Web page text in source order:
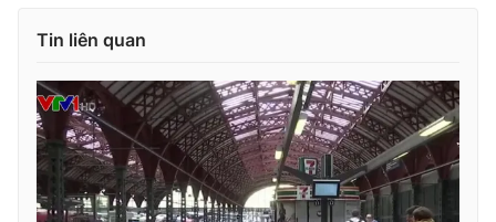
Email: toasoan@vtv.vn
Tin liên quan